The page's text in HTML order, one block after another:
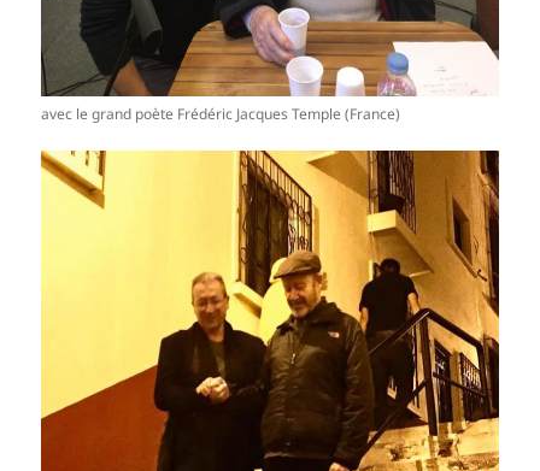
avec le grand poète Frédéric Jacques Temple (France)